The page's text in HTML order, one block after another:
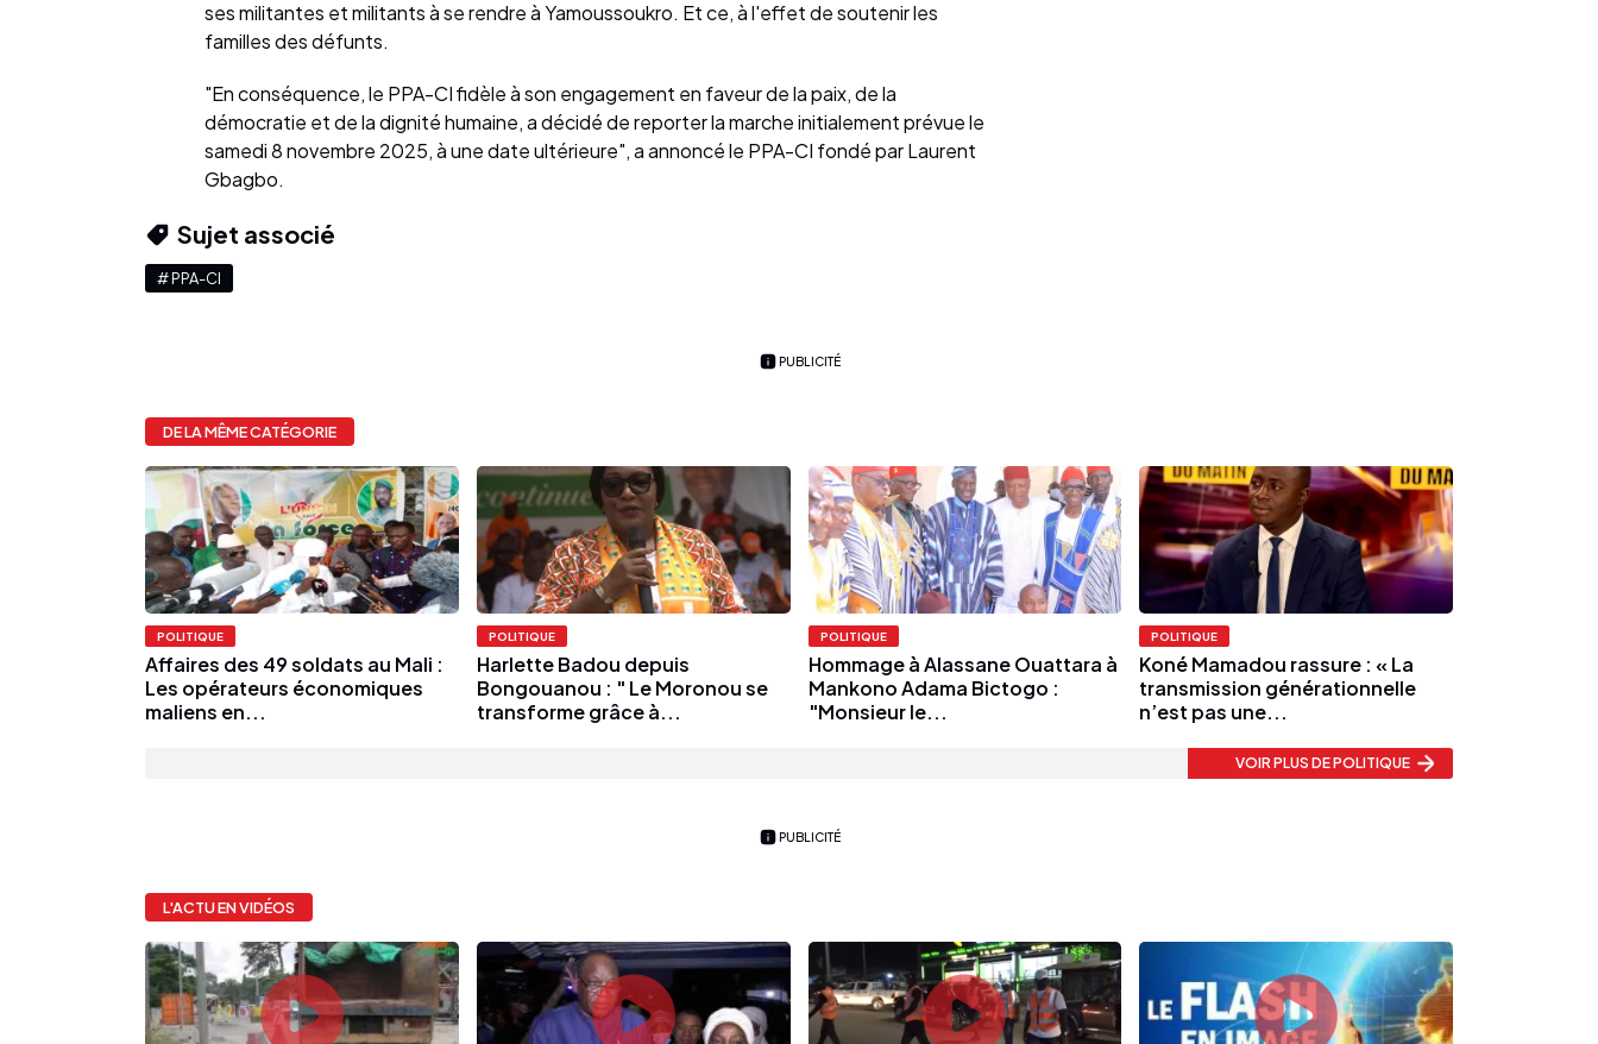
ses militantes et militants à se rendre à Yamoussoukro. Et ce, à l'effet de soutenir les
familles des défunts.
"En conséquence, le PPA-CI fidèle à son engagement en faveur de la paix, de la
démocratie et de la dignité humaine, a décidé de reporter la marche initialement prévue le
samedi 8 novembre 2025, à une date ultérieure", a annoncé le PPA-CI fondé par Laurent
Gbagbo.
Sujet associé
# PPA-CI
PUBLICITÉ
DE LA MÊME CATÉGORIE
POLITIQUE
Affaires des 49 soldats au Mali :
Les opérateurs économiques
maliens en...
POLITIQUE
Harlette Badou depuis
Bongouanou : " Le Moronou se
transforme grâce à...
POLITIQUE
Hommage à Alassane Ouattara à
Mankono Adama Bictogo :
"Monsieur le...
POLITIQUE
Koné Mamadou rassure : « La
transmission générationnelle
n’est pas une...
VOIR PLUS DE POLITIQUE
PUBLICITÉ
L'ACTU EN VIDÉOS